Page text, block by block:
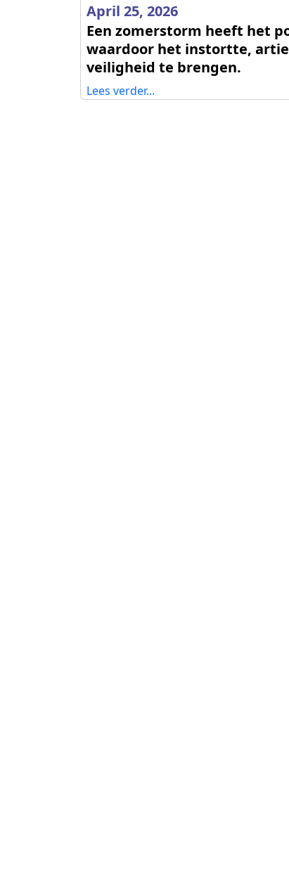
April 25, 2026
Een zomerstorm heeft het
waardoor het instortte,
veiligheid te brengen.
Lees verder...